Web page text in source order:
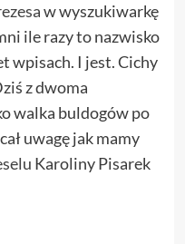
w wyszukiwarkę
ile razy to nazwisko
wpisach. I jest. Cichy
z dwoma
walka buldogów po
uwagę jak mamy
Karoliny Pisarek